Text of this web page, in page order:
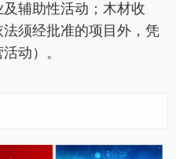
辅助性活动；木材收
须经批准的项目外，凭
动）。